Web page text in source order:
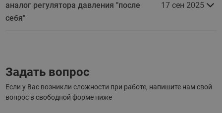
аналог регулятора давления "после
себя"
17 сен 2025
Задать вопрос
Если у Вас возникли сложности при работе, напишите нам свой
вопрос в свободной форме ниже